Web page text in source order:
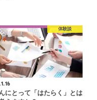
体験談
にとって「はたらく」とは